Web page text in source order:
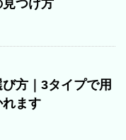
つけ方
方｜3タイプで用
ます